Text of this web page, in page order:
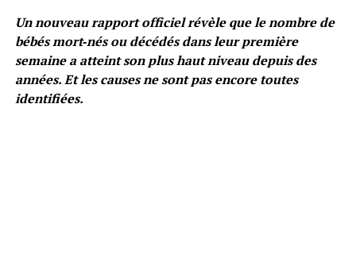
Un nouveau rapport officiel révèle que le nombre de
bébés mort‑nés ou décédés dans leur première
semaine a atteint son plus haut niveau depuis des
années. Et les causes ne sont pas encore toutes
identifiées.